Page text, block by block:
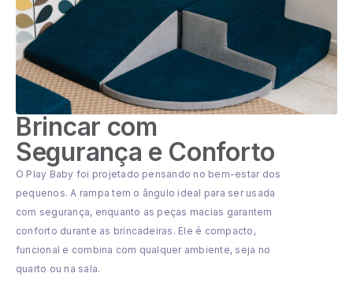
Brincar com
Segurança e Conforto
O Play Baby foi projetado pensando no bem-estar dos
pequenos. A rampa tem o ângulo ideal para ser usada
com segurança, enquanto as peças macias garantem
conforto durante as brincadeiras. Ele é compacto,
funcional e combina com qualquer ambiente, seja no
quarto ou na sala.